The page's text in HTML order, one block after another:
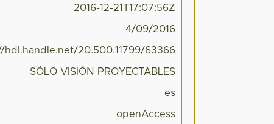
2016-12-21T17:07:56Z
4/09/2016
hdl.handle.net/20.500.11799/63366
SÓLO VISIÓN PROYECTABLES
es
openAccess